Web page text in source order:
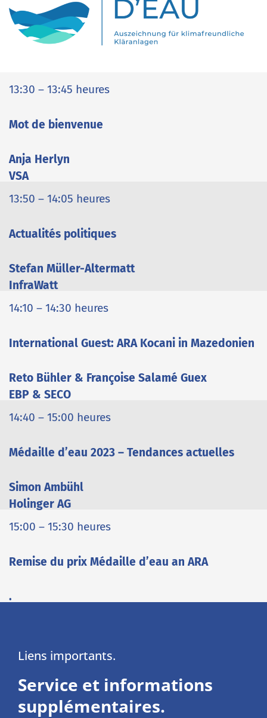
13:30 – 13:45 heures
Mot de bienvenue
Anja Herlyn
VSA
13:50 – 14:05 heures
Actualités politiques
Stefan Müller-Altermatt
InfraWatt
14:10 – 14:30 heures
International Guest: ARA Kocani in Mazedonien
Reto Bühler & Françoise Salamé Guex
EBP & SECO
14:40 – 15:00 heures
Médaille d’eau 2023 – Tendances actuelles
Simon Ambühl
Holinger AG
15:00 – 15:30 heures
Remise du prix Médaille d’eau an ARA
.
Liens importants.
Service et informations
supplémentaires.